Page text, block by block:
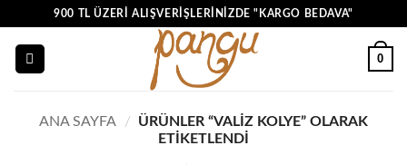
900 TL ÜZERI ALIŞVERIŞLERINIZDE "KARGO BEDAVA"
0
ANA SAYFA /
ÜRÜNLER “VALIZ KOLYE” OLARAK
ETIKETLENDI